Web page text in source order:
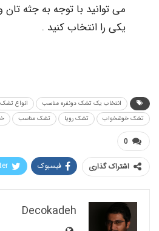
توانید با توجه به جثه تان و نیز
را انتخاب کنید .
یک تشک دونفره مناسب انواع تشک تشک
تشک رویا تشک مناسب خرید تشک
گذاری فیسبوک Twitter
Decokadeh